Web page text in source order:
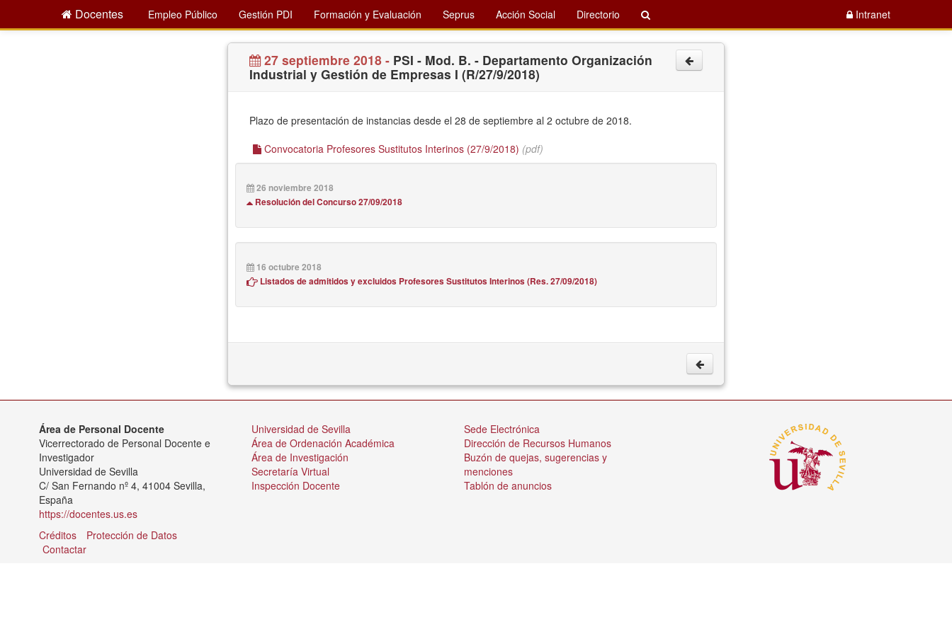
Docentes Intranet
Empleo Público Gestión PDI Formación y Evaluación Seprus Acción Social Directorio
27 septiembre 2018 - PSI - Mod. B. - Departamento Organización
Industrial y Gestión de Empresas I (R/27/9/2018)
Plazo de presentación de instancias desde el 28 de septiembre al 2 octubre de 2018.
Convocatoria Profesores Sustitutos Interinos (27/9/2018) (pdf)
26 noviembre 2018
Resolución del Concurso 27/09/2018
16 octubre 2018
Listados de admitidos y excluidos Profesores Sustitutos Interinos (Res. 27/09/2018)
Área de Personal Docente
Vicerrectorado de Personal Docente e
Investigador
Universidad de Sevilla
C/ San Fernando nº 4, 41004 Sevilla,
España
https://docentes.us.es
Créditos
Protección de Datos
Contactar
Universidad de Sevilla
Área de Ordenación Académica
Área de Investigación
Secretaría Virtual
Inspección Docente
Sede Electrónica
Dirección de Recursos Humanos
Buzón de quejas, sugerencias y
menciones
Tablón de anuncios